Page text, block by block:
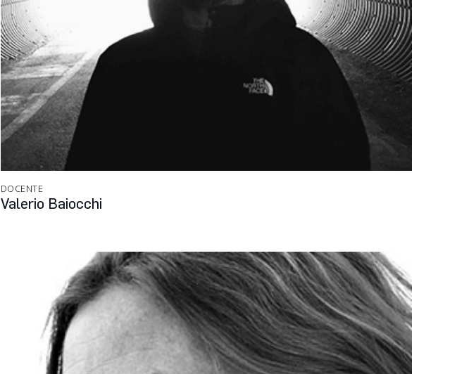
DOCENTE
Valerio Baiocchi